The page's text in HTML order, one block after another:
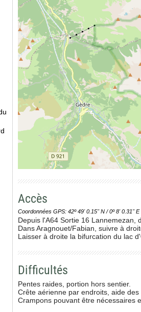
Accès
Coordonnées GPS: 42º 49' 0.15'' N / 0º 8' 0.31'' E
Depuis l'A64 Sortie 16 Lannemezan,
Dans Aragnouet/Fabian, suivre à
Laisser à droite la bifurcation du lac
Difficultés
Pentes raides, portion hors sentier.
Crête aérienne par endroits, aide
Crampons pouvant être nécessaires